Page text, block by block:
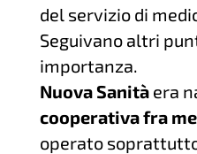
del servizio di
Seguivano altri
importanza.
Nuova Sanitàera
cooperativa fra
operato